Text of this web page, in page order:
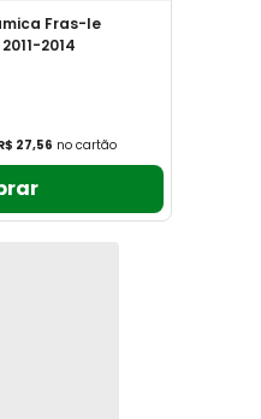
Fras-le
2014
27,56 no cartão